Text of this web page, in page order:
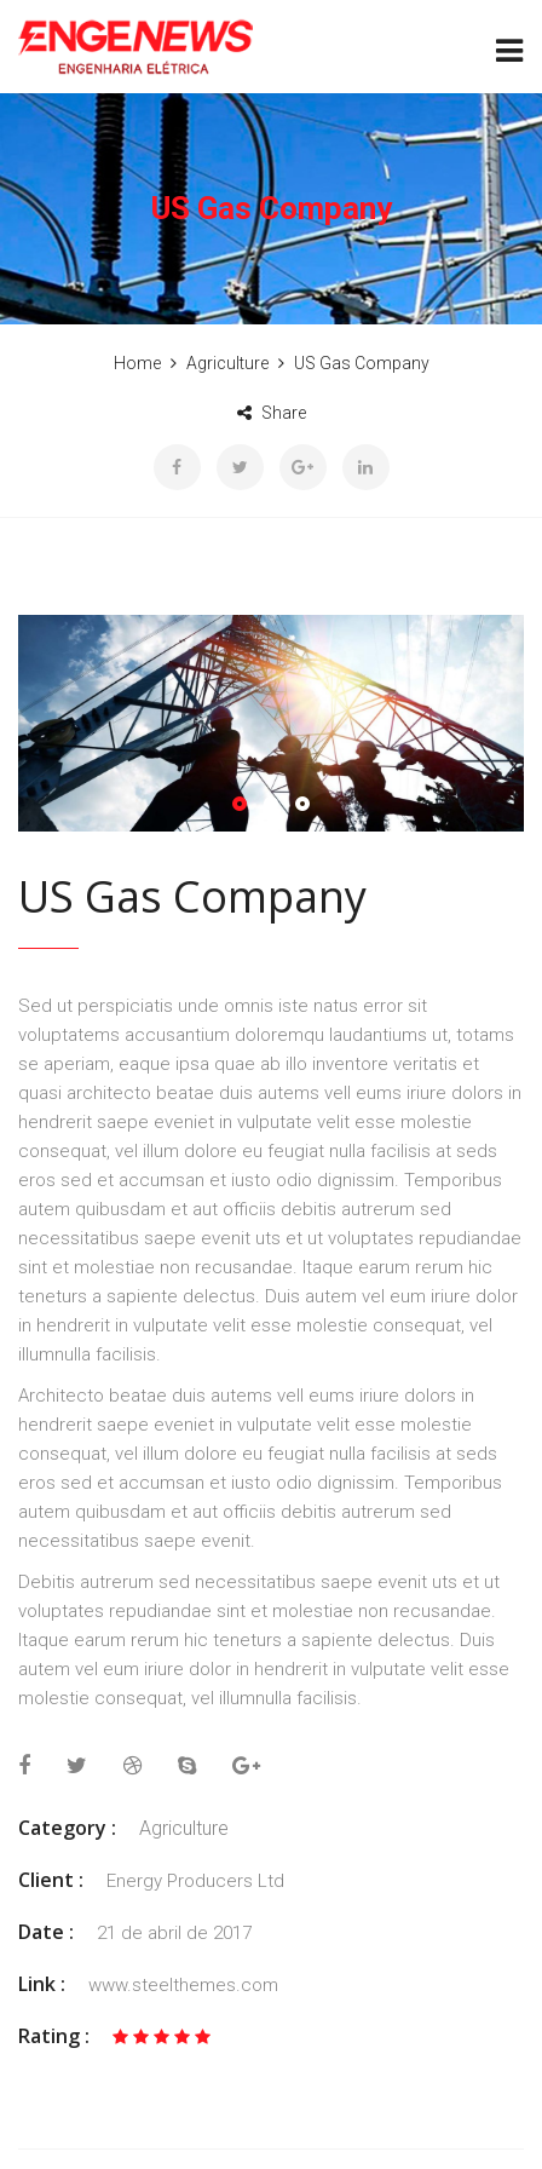
US Gas Company
Home Agriculture US Gas Company
Share
US Gas Company
Sed ut perspiciatis unde omnis iste natus error sit
voluptatems accusantium doloremqu laudantiums ut, totams
se aperiam, eaque ipsa quae ab illo inventore veritatis et
quasi architecto beatae duis autems vell eums iriure dolors in
hendrerit saepe eveniet in vulputate velit esse molestie
consequat, vel illum dolore eu feugiat nulla facilisis at seds
eros sed et accumsan et iusto odio dignissim. Temporibus
autem quibusdam et aut officiis debitis autrerum sed
necessitatibus saepe evenit uts et ut voluptates repudiandae
sint et molestiae non recusandae. Itaque earum rerum hic
teneturs a sapiente delectus. Duis autem vel eum iriure dolor
in hendrerit in vulputate velit esse molestie consequat, vel
illumnulla facilisis.
Architecto beatae duis autems vell eums iriure dolors in
hendrerit saepe eveniet in vulputate velit esse molestie
consequat, vel illum dolore eu feugiat nulla facilisis at seds
eros sed et accumsan et iusto odio dignissim. Temporibus
autem quibusdam et aut officiis debitis autrerum sed
necessitatibus saepe evenit.
Debitis autrerum sed necessitatibus saepe evenit uts et ut
voluptates repudiandae sint et molestiae non recusandae.
Itaque earum rerum hic teneturs a sapiente delectus. Duis
autem vel eum iriure dolor in hendrerit in vulputate velit esse
molestie consequat, vel illumnulla facilisis.
Category : Agriculture
Client : Energy Producers Ltd
Date : 21 de abril de 2017
Link : www.steelthemes.com
Rating :